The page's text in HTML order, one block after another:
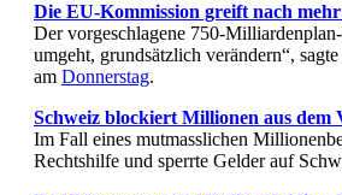
Die EU-Kommission greift nach
Der vorgeschlagene 750-
umgeht, grundsätzlich verändern“,
am Donnerstag.
Schweiz blockiert Millionen aus dem
Im Fall eines mutmasslichen
Rechtshilfe und sperrte Gelder auf